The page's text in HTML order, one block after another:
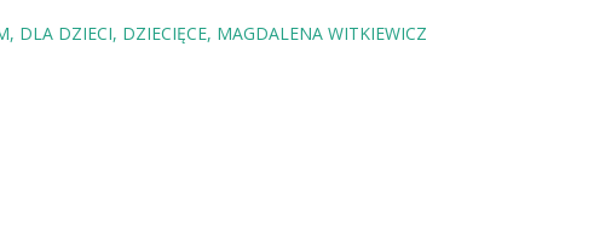
DLA DZIECI DZIECIĘCE MAGDALENA WITKIEWICZ